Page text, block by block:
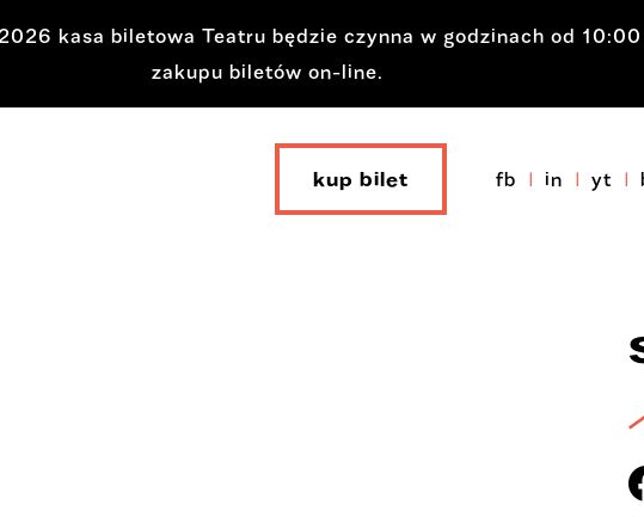
kasa biletowa Teatru będzie czynna w godzinach od
zakupu biletów on-line.
kup bilet fb in yt